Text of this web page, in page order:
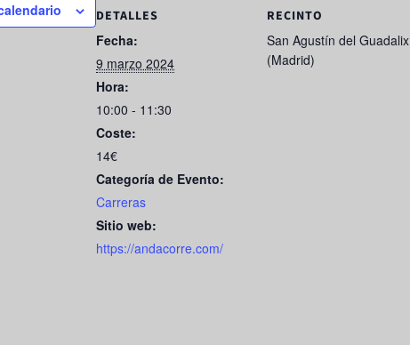
DETALLES
Fecha:
9 marzo 2024
Hora:
10:00 - 11:30
Coste:
14€
Categoría de Evento:
Carreras
Sitio web:
https://andacorre.com/
RECINTO
San Agustín del Guadalix
(Madrid)